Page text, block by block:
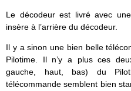
Le décodeur est livré avec
insère à l’arrière du décodeur.
Il y a sinon une bien belle
Pilotime. Il n’y a plus ces
gauche, haut, bas) du
télécommande semblent bien